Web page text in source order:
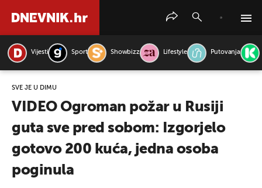
Vijesti Sport Showbizz Lifestyle Putovanja
SVE JE U DIMU
VIDEO Ogroman požar u Rusiji
guta sve pred sobom: Izgorjelo
gotovo 200 kuća, jedna osoba
poginula
PRETRAŽITE VIJESTI